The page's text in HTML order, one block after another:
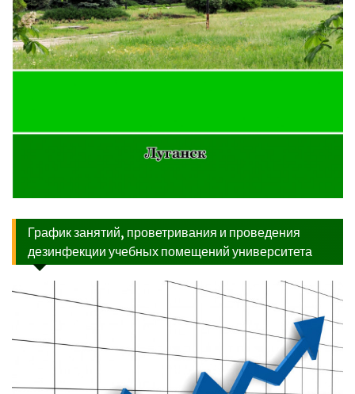
График занятий, проветривания и проведения
дезинфекции учебных помещений университета